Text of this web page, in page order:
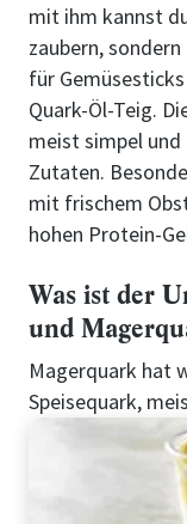
mit ihm kannst
zaubern,
für
Quark-Öl-Teig.
meist simpel
Zutaten.
mit frischem
hohen Protein-
Was ist der
und
Magerquark hat
Speisequark,